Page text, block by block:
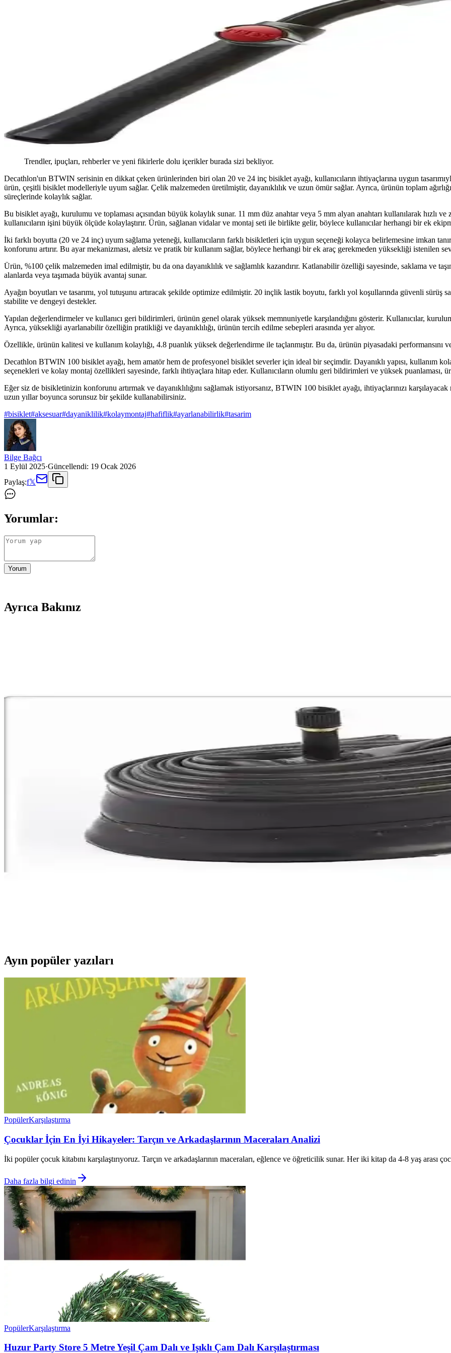
Trendler, ipuçları, rehberler ve yeni fikirlerle dolu içerikler burada sizi bekliyor.
Decathlon'un BTWIN serisinin en dikkat çeken ürünlerinden biri olan 20 ve 24 inç bisiklet ayağı, kullanıcıların ihtiyaçlarına uygun
ürün, çeşitli bisiklet modelleriyle uyum sağlar. Çelik malzemeden üretilmiştir, dayanıklılık ve uzun ömür sağlar. Ayrıca, ürünün toplam
süreçlerinde kolaylık sağlar.
Bu bisiklet ayağı, kurulumu ve toplaması açısından büyük kolaylık sunar. 11 mm düz anahtar veya 5 mm alyan anahtarı kullanılarak hızlı
kullanıcıların işini büyük ölçüde kolaylaştırır. Ürün, sağlanan vidalar ve montaj seti ile birlikte gelir, böylece kullanıcılar herhangi bir ek
İki farklı boyutta (20 ve 24 inç) uyum sağlama yeteneği, kullanıcıların farklı bisikletleri için uygun seçeneği kolayca belirlemesine imkan
konforunu artırır. Bu ayar mekanizması, aletsiz ve pratik bir kullanım sağlar, böylece herhangi bir ek araç gerekmeden yüksekliği istenilen
Ürün, %100 çelik malzemeden imal edilmiştir, bu da ona dayanıklılık ve sağlamlık kazandırır. Katlanabilir özelliği sayesinde, saklama ve
alanlarda veya taşımada büyük avantaj sunar.
Ayağın boyutları ve tasarımı, yol tutuşunu artıracak şekilde optimize edilmiştir. 20 inçlik lastik boyutu, farklı yol koşullarında güvenli
stabilite ve dengeyi destekler.
Yapılan değerlendirmeler ve kullanıcı geri bildirimleri, ürünün genel olarak yüksek memnuniyetle karşılandığını gösterir. Kullanıcılar,
Ayrıca, yüksekliği ayarlanabilir özelliğin pratikliği ve dayanıklılığı, ürünün tercih edilme sebepleri arasında yer alıyor.
Özellikle, ürünün kalitesi ve kullanım kolaylığı, 4.8 puanlık yüksek değerlendirme ile taçlanmıştır. Bu da, ürünün piyasadaki performansını
Decathlon BTWIN 100 bisiklet ayağı, hem amatör hem de profesyonel bisiklet severler için ideal bir seçimdir. Dayanıklı yapısı, kullanım
seçenekleri ve kolay montaj özellikleri sayesinde, farklı ihtiyaçlara hitap eder. Kullanıcıların olumlu geri bildirimleri ve yüksek puanlaması,
Eğer siz de bisikletinizin konforunu artırmak ve dayanıklılığını sağlamak istiyorsanız, BTWIN 100 bisiklet ayağı, ihtiyaçlarınızı
uzun yıllar boyunca sorunsuz bir şekilde kullanabilirsiniz.
#bisiklet#aksesuar#dayaniklilik#kolaymontaj#hafiflik#ayarlanabilirlik#tasarim
Bilge Bağcı
1 Eylül 2025·Güncellendi: 19 Ocak 2026
Paylaş:f𝕏
Yorumlar:
Yorum
Ayrıca Bakınız
Kldoro KD-126, dayanıklı çelik kadrosu ve 21 vites seçeneğiyle şehir içi ve doğa sporları için ideal, uygun fiyatlı çok yönlü dağ bisikleti.
Peak Bisiklet Sehpa Yan Orta Ayaklık Park Ayağı İncelemesi ve Kullanıcı Yorumları
Peak markasının alüminyum bisiklet ayaklığı, ayarlanabilirliği ve şık tasarımıyla farklı jant ölçülerine uyum sağlar. Kullanıcılar, hafif ve
Epic Fonte 004 Hidrolik Mekanik Bisiklet Fren Balata Padleri Farklı Ebat Seçenekleriyle Güvenli Sürüş
Epic Fonte 004, yüksek dayanıklılık ve uyumluluk sunan hidrolik ve mekanik fren balata padleri, çeşitli ebatlarda ve sınırlı stokla, güvenli
Impact Epic Impact Tail Çamurluk Seti 26-29 inç bisikletler için dayanıklı ve kolay montajlı
Impact markasının Epic Impact Tail Çamurluk Seti, 26-29 inç tekerlekler için dayanıklı, hafif ve kolay takılabilen tasarımı ile bisiklet
HSGL Geniş Yaylı Soft Bisiklet Selesi: Konfor ve Dayanıklılık Sunan Ergonomik Tasarım
HSGL geniş yaylı soft bisiklet selesi, yüksek konfor ve dayanıklılık sağlar, kolay montaj ve ergonomik tasarımıyla uzun sürüşlerde bile
Shimano FC-TY501 Siyah Aynakol 6/7/8 Vites Dayanıklı ve Hafif Bisiklet Parçası
Ayın popüler yazıları
PopülerKarşılaştırma
Çocuklar İçin En İyi Hikayeler: Tarçın ve Arkadaşlarının Maceraları Analizi
İki popüler çocuk kitabını karşılaştırıyoruz. Tarçın ve arkadaşlarının maceraları, eğlence ve öğreticilik sunar. Her iki kitap da 4-8 yaş
Daha fazla bilgi edinin
PopülerKarşılaştırma
Huzur Party Store 5 Metre Yeşil Çam Dalı ve Işıklı Çam Dalı Karşılaştırması